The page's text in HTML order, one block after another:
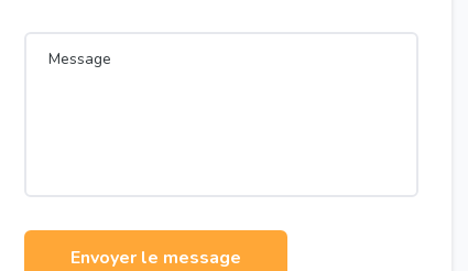
Envoyer le message